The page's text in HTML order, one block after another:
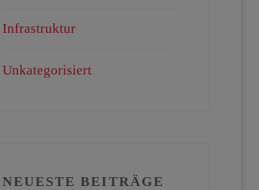
Infrastruktur
Unkategorisiert
NEUESTE BEITRÄGE